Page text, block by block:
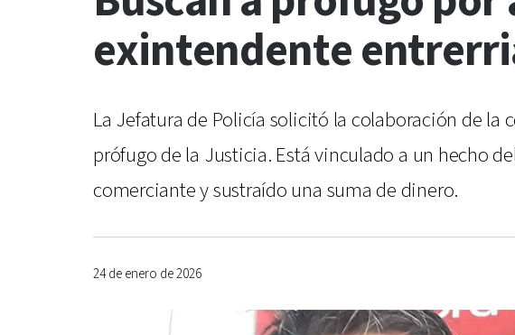
exintendente
La Jefatura de Policía solicitó la colaboración de
prófugo de la Justicia. Está vinculado a un hecho
comerciante y sustraído una suma de dinero.
24 de enero de 2026